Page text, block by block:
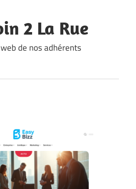
2 La Rue
de nos adhérents